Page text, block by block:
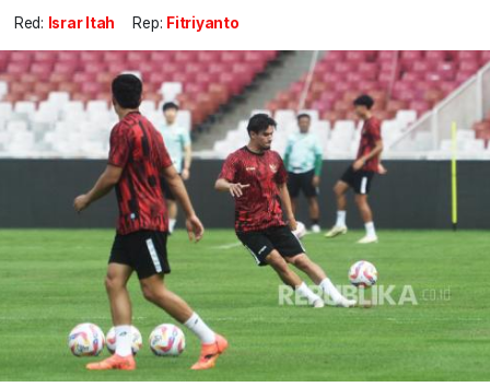
Red: Israr Itah Rep: Fitriyanto